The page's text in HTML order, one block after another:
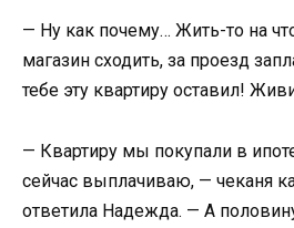
— Ну как почему… Жить-то на
магазин сходить, за проезд
тебе эту квартиру оставил!
— Квартиру мы покупали в
сейчас выплачиваю, — чеканя
ответила Надежда. — А